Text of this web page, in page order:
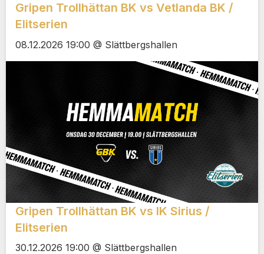
Gripen Trollhättan BK vs Vetlanda BK /
Elitserien
08.12.2026 19:00 @ Slättbergshallen
Gripen Trollhättan BK vs IK Sirius /
Elitserien
30.12.2026 19:00 @ Slättbergshallen